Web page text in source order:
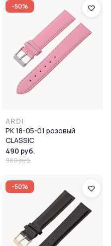
-50%
ARDI
РК 18-05-01 розовый
CLASSIC
490 руб.
980 руб.
-50%